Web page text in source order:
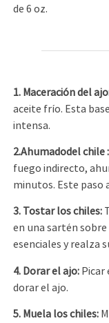
de 6 oz.
1. Maceración del ajo
aceite frío. Esta
intensa.
2.Ahumadodel chile:
fuego indirecto,
minutos. Este paso
3. Tostar los chiles:
en una sartén
esenciales y realza
4. Dorar el ajo: Picar
dorar el ajo.
5. Muela los chiles: